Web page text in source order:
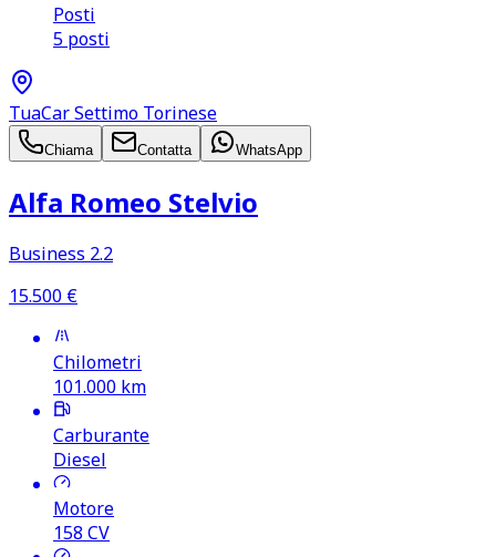
Posti
5 posti
TuaCar Settimo Torinese
Chiama Contatta WhatsApp
Alfa Romeo Stelvio
Business 2.2
15.500 €
Chilometri
101.000 km
Carburante
Diesel
Motore
158 CV